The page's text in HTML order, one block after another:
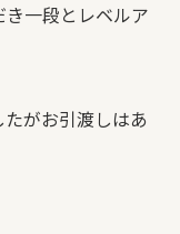
一段とレベルア
がお引渡しはあ